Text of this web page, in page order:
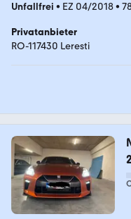
Unfallfrei • EZ 04/2018•
Privatanbieter
RO-117430 Leresti